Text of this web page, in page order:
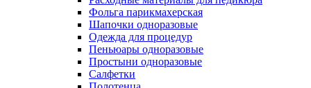
Фольга парикмахерская
Шапочки одноразовые
Одежда для процедур
Пеньюары одноразовые
Простыни одноразовые
Салфетки